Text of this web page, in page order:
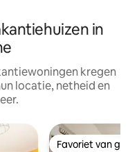
in
kregen
locatie, netheid en
Favoriet van